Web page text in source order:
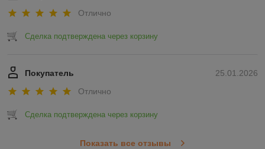
Отлично
Сделка подтверждена через корзину
25.01.2026
Покупатель
Отлично
Сделка подтверждена через корзину
Показать все отзывы